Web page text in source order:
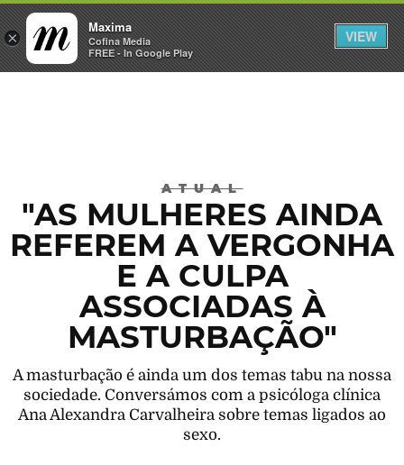
×
Maxima
Cofina Media
FREE - In Google Play
VIEW
INICIAR SESSÃO
ATUAL
"AS MULHERES AINDA
REFEREM A VERGONHA
E A CULPA
ASSOCIADAS À
MASTURBAÇÃO"
A masturbação é ainda um dos temas tabu na nossa
sociedade. Conversámos com a psicóloga clínica
Ana Alexandra Carvalheira sobre temas ligados ao
sexo.